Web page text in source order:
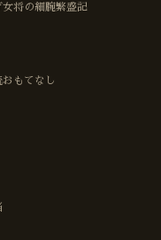
女将の細腕繁盛記
おもてなし